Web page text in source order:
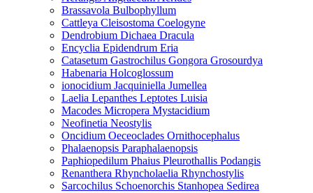
Brassavola Bulbophyllum
Cattleya Cleisostoma Coelogyne
Dendrobium Dichaea Dracula
Encyclia Epidendrum Eria
Catasetum Gastrochilus Gongora Grosourdya
Habenaria Holcoglossum
ionocidium Jacquiniella Jumellea
Laelia Lepanthes Leptotes Luisia
Macodes Micropera Mystacidium
Neofinetia Neostylis
Oncidium Oeceoclades Ornithocephalus
Phalaenopsis Paraphalaenopsis
Paphiopedilum Phaius Pleurothallis Podangis
Renanthera Rhyncholaelia Rhynchostylis
Sarcochilus Schoenorchis Stanhopea Sedirea